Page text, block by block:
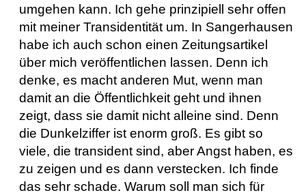
umgehen kann. Ich gehe prinzipiell sehr offen
mit meiner Transidentität um. In Sangerhausen
habe ich auch schon einen Zeitungsartikel
über mich veröffentlichen lassen. Denn ich
denke, es macht anderen Mut, wenn man
damit an die Öffentlichkeit geht und ihnen
zeigt, dass sie damit nicht alleine sind. Denn
die Dunkelziffer ist enorm groß. Es gibt so
viele, die transident sind, aber Angst haben, es
zu zeigen und es dann verstecken. Ich finde
das sehr schade. Warum soll man sich für